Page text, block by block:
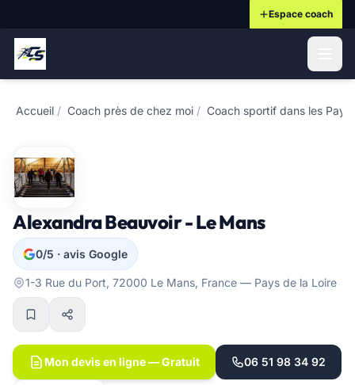
Espace coach
Accueil / Coach près de chez moi / Coach sportif dans les Pays
Alexandra Beauvoir - Le Mans
0/5 · avis Google
1-3 Rue du Port, 72000 Le Mans, France — Pays de la Loire
Mon devis en ligne — Gratuit 06 51 98 34 92